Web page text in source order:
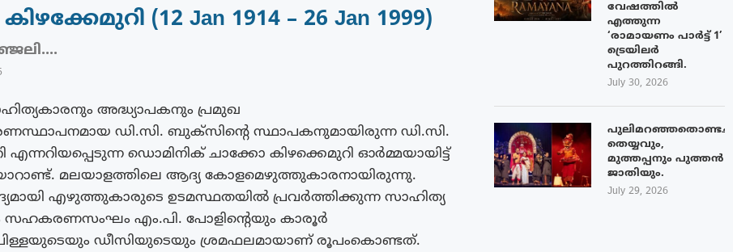
(12 Jan 1914 – 26 Jan 1999)
അദ്ധ്യാപകനും പ്രമുഖ
ഡി.സി. ബുക്സിന്റെ സ്ഥാപകനുമായിരുന്ന ഡി.സി.
എന്നറിയപ്പെടുന്ന ഡൊമിനിക് ചാക്കോ കിഴക്കെമുറി ഓർമ്മയായിട്ട്
മലയാളത്തിലെ ആദ്യ കോളമെഴുത്തുകാരനായിരുന്നു.
എഴുത്തുകാരുടെ ഉടമസ്ഥതയിൽ പ്രവർത്തിക്കുന്ന സാഹിത്യ
സഹകരണസംഘം എം.പി. പോളിന്റെയും കാരൂർ
ഡീസിയുടെയും ശ്രമഫലമായാണ് രൂപംകൊണ്ടത്.
വേഷത്തിൽ
എത്തുന്ന
‘രാമായണം പാർട്ട് 1’
ട്രെയിലർ
പുറത്തിറങ്ങി.
July 30, 2026
തെയ്യവും,
മുത്തപ്പനും പുത്തൻ
ജാതിയും.
July 29, 2026